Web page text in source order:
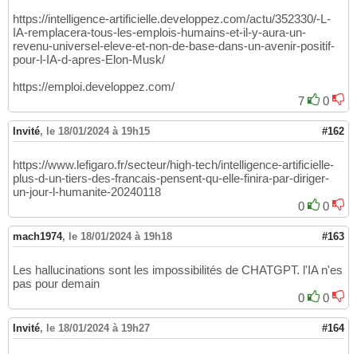
https://intelligence-artificielle.developpez.com/actu/352330/-L-
IA-remplacera-tous-les-emplois-humains-et-il-y-aura-un-
revenu-universel-eleve-et-non-de-base-dans-un-avenir-positif-
pour-l-IA-d-apres-Elon-Musk/
https://emploi.developpez.com/
7
0
Invité, le 18/01/2024 à 19h15 #162
https://www.lefigaro.fr/secteur/high-tech/intelligence-artificielle-
plus-d-un-tiers-des-francais-pensent-qu-elle-finira-par-diriger-
un-jour-l-humanite-20240118
0
0
mach1974, le 18/01/2024 à 19h18 #163
Les hallucinations sont les impossibilités de CHATGPT. l'IA n'es
pas pour demain
0
0
Invité, le 18/01/2024 à 19h27 #164